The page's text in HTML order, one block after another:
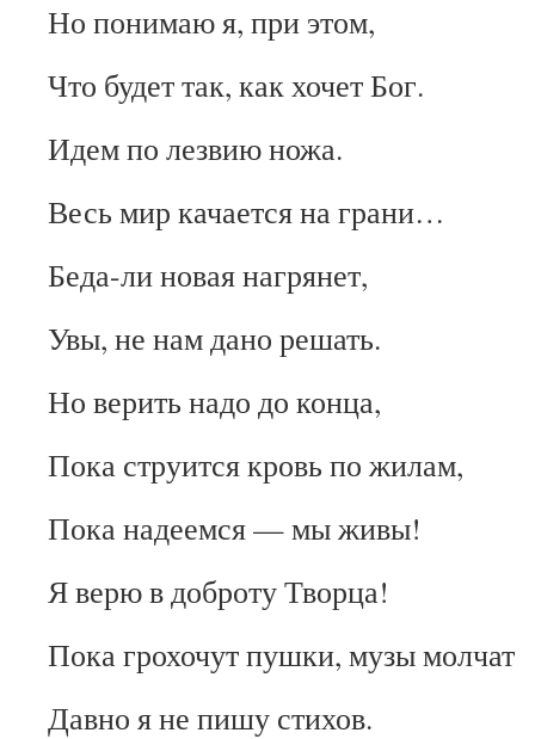
Но понимаю я, при этом,
Что будет так, как хочет Бог.
Идем по лезвию ножа.
Весь мир качается на грани…
Беда-ли новая нагрянет,
Увы, не нам дано решать.
Но верить надо до конца,
Пока струится кровь по жилам,
Пока надеемся — мы живы!
Я верю в доброту Творца!
Пока грохочут пушки, музы молчат
Давно я не пишу стихов.